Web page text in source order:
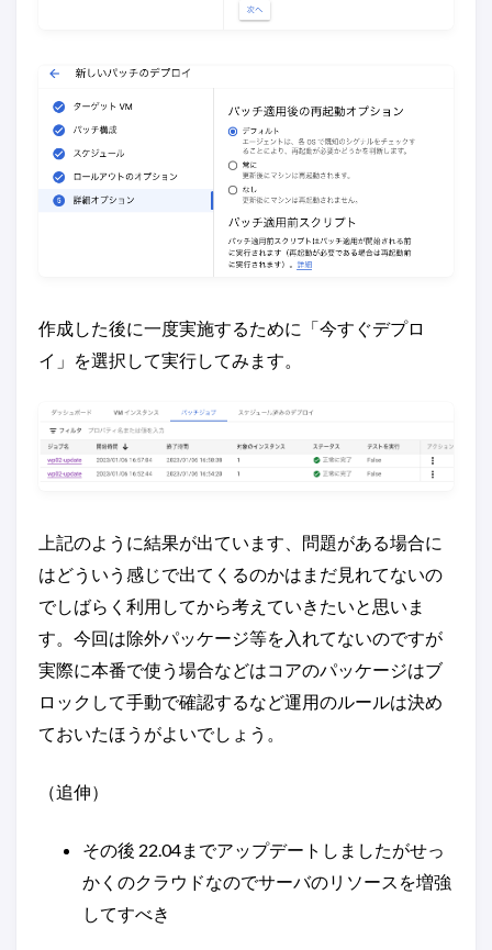
作成した後に一度実施するために「今すぐデプロ
イ」を選択して実行してみます。
上記のように結果が出ています、問題がある場合に
はどういう感じで出てくるのかはまだ見れてないの
でしばらく利用してから考えていきたいと思いま
す。今回は除外パッケージ等を入れてないのですが
実際に本番で使う場合などはコアのパッケージはブ
ロックして手動で確認するなど運用のルールは決め
ておいたほうがよいでしょう。
（追伸）
その後 22.04までアップデートしましたがせっ
かくのクラウドなのでサーバのリソースを増強
してすべき